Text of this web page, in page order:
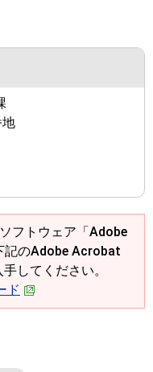
フトウェア「Adobe
記のAdobe Acrobat
してください。
ド